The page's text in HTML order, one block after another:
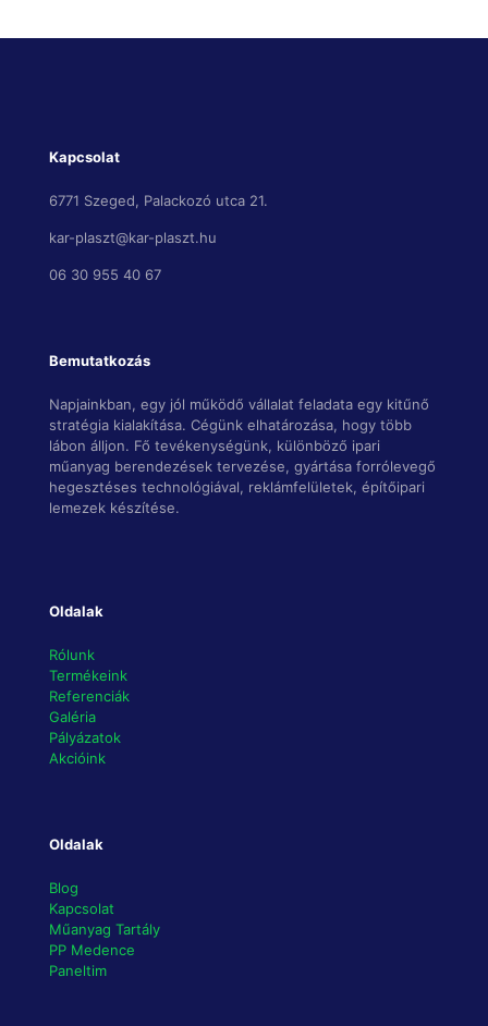
Kapcsolat
6771 Szeged, Palackozó utca 21.
kar-plaszt@kar-plaszt.hu
06 30 955 40 67
Bemutatkozás
Napjainkban, egy jól működő vállalat feladata egy kitűnő
stratégia kialakítása. Cégünk elhatározása, hogy több
lábon álljon. Fő tevékenységünk, különböző ipari
műanyag berendezések tervezése, gyártása forrólevegő
hegesztéses technológiával, reklámfelületek, építőipari
lemezek készítése.
Oldalak
Rólunk
Termékeink
Referenciák
Galéria
Pályázatok
Akcióink
Oldalak
Blog
Kapcsolat
Műanyag Tartály
PP Medence
Paneltim